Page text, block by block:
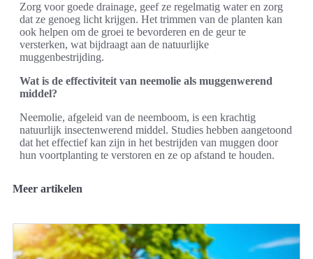
Zorg voor goede drainage, geef ze regelmatig water en zorg
dat ze genoeg licht krijgen. Het trimmen van de planten kan
ook helpen om de groei te bevorderen en de geur te
versterken, wat bijdraagt aan de natuurlijke
muggenbestrijding.
Wat is de effectiviteit van neemolie als muggenwerend
middel?
Neemolie, afgeleid van de neemboom, is een krachtig
natuurlijk insectenwerend middel. Studies hebben aangetoond
dat het effectief kan zijn in het bestrijden van muggen door
hun voortplanting te verstoren en ze op afstand te houden.
Meer artikelen